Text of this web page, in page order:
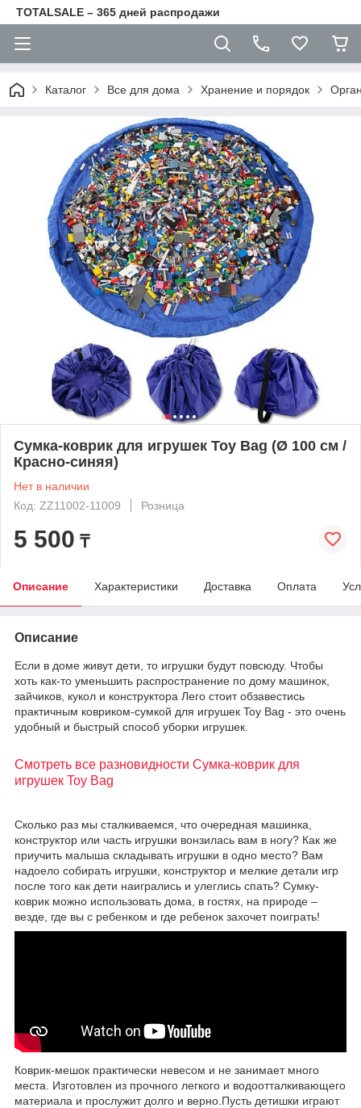
TOTALSALE – 365 дней распродажи
Каталог Все для дома Хранение и порядок
Сумка-коврик для игрушек Toy Bag (Ø 100 см /
Красно-синяя)
Нет в наличии
Код: ZZ11002-11009
Розница
5 500 ₸
Описание Характеристики Доставка Оплата
Описание
Если в доме живут дети, то игрушки будут повсюду. Чтобы
хоть как-то уменьшить распространение по дому машинок,
зайчиков, кукол и конструктора Лего стоит обзавестись
практичным ковриком-сумкой для игрушек Toy Bag - это очень
удобный и быстрый способ уборки игрушек.
Смотреть все разновидности Сумка-коврик для
игрушек Toy Bag
Сколько раз мы сталкиваемся, что очередная машинка,
конструктор или часть игрушки вонзилась вам в ногу? Как же
приучить малыша складывать игрушки в одно место? Вам
надоело собирать игрушки, конструктор и мелкие детали игр
после того как дети наигрались и улеглись спать? Сумку-
коврик можно использовать дома, в гостях, на природе –
везде, где вы с ребенком и где ребенок захочет поиграть!
Коврик-мешок практически невесом и не занимает много
места. Изготовлен из прочного легкого и водоотталкивающего
материала и прослужит долго и верно.Пусть детишки играют